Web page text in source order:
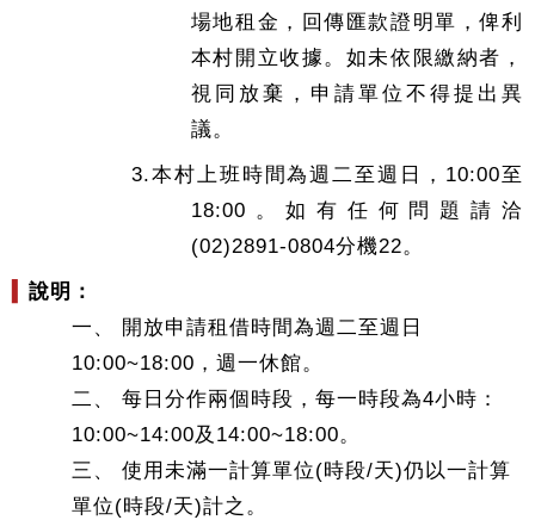
場地租金，回傳匯款證明單，俾利
本村開立收據。如未依限繳納者，
視同放棄，申請單位不得提出異
議。
3.本村上班時間為週二至週日，10:00至
18:00。如有任何問題請洽
(02)2891-0804分機22。
▍說明：
一、 開放申請租借時間為週二至週日
10:00~18:00，週一休館。
二、 每日分作兩個時段，每一時段為4小時：
10:00~14:00及14:00~18:00。
三、 使用未滿一計算單位(時段/天)仍以一計算
單位(時段/天)計之。